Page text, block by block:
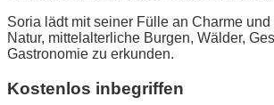
Soria lädt mit seiner Fülle an Charme
Natur, mittelalterliche Burgen, Wälder,
Gastronomie zu erkunden.
Kostenlos inbegriffen